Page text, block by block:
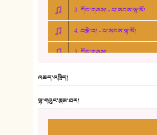
3. ཀོང་གཞས། - པ་སངས་ལྷ་མོ།
4. བརྩེ་བ། - པ་སངས་ལྷ་མོ།
5. ཀོང་གཞས།
འཆད་འཁྲིད།
ལྷ་གཞུང་རྣམ་ཐར།